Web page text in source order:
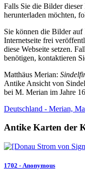
Falls Sie die Bilder
herunterladen möchten,
Sie können die Bilder
Internetseite frei
diese Webseite setzen.
benötigen, kontaktieren
Matthäus Merian:
Antike Ansicht von
bei M. Merian im Jahre
Deutschland - Merian,
Antike Karten der
1702 - Anonymous